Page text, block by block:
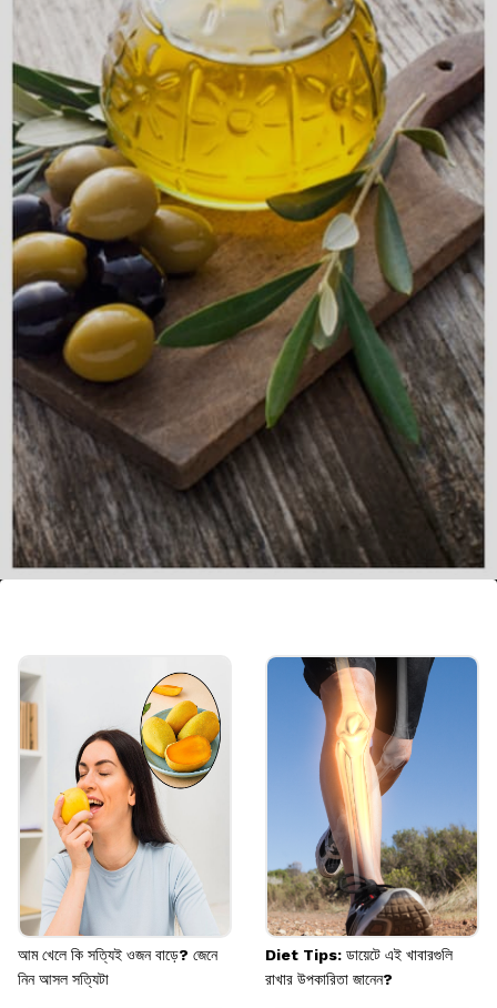
ব্যায়াম করার সময় অলিভ অয়েল শরীরের শক্তি বাড়াতে
এবং ক্লান্তি দূর করতে সাহায্য করে। এটি
মনোআনস্যাচুরেটেড ফ্যাটের ভালো উৎস।
Image credits: Getty
আম খেলে কি সত্যিই ওজন বাড়ে? জেনে
নিন আসল সত্যিটা
Diet Tips: ডায়েটে এই খাবারগুলি
রাখার উপকারিতা জানেন?